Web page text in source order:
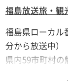
福島放送旅・観
福島県ローカ
分から放送中）
県内59市町村の